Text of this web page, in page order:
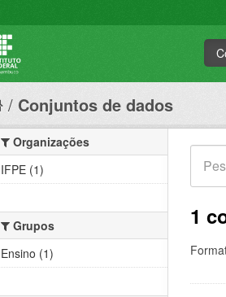
Conjuntos de dados
1
Organizações
IFPE (1)
Grupos
Ensino (1)